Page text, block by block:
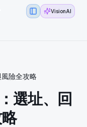
Toggle Sidebar
VisionAI
險全攻略
選址、回